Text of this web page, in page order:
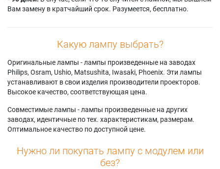
Вам замену в кратчайший срок. Разумеется, бесплатно.
Какую лампу выбрать?
Оригинальные лампы - лампы произведенные на заводах
Philips, Osram, Ushio, Matsushita, Iwasaki, Phoenix. Эти лампы
устанавливают в свои изделия производители проекторов.
Высокое качество, соответствующая цена.
Совместимые лампы - лампы произведенные на других
заводах, идентичные по тех. характеристикам, размерам.
Оптимальное качество по доступной цене.
Нужно ли покупать лампу с модулем или
без?